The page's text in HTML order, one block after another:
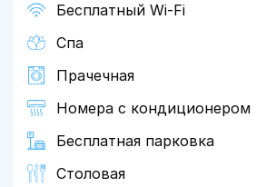
Бесплатный Wi-Fi
Спа
Прачечная
Номера с кондиционером
Бесплатная парковка
Столовая